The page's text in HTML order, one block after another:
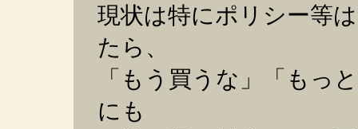
現状は特にポリシー等
たら、
「もう買うな」「もっ
にも